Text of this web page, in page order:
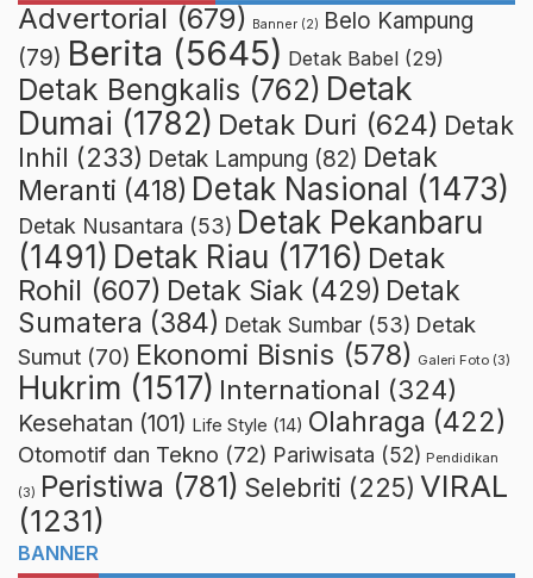
Advertorial (679) Banner (2) Belo Kampung
(79) Berita (5645) Detak Babel (29)
Detak Bengkalis (762) Detak
Dumai (1782) Detak Duri (624) Detak
Inhil (233) Detak Lampung (82) Detak
Meranti (418) Detak Nasional (1473)
Detak Nusantara (53) Detak Pekanbaru
(1491) Detak Riau (1716) Detak
Rohil (607) Detak Siak (429) Detak
Sumatera (384) Detak Sumbar (53) Detak
Sumut (70) Ekonomi Bisnis (578) Galeri Foto (3)
Hukrim (1517) International (324)
Kesehatan (101) Life Style (14) Olahraga (422)
Otomotif dan Tekno (72) Pariwisata (52) Pendidikan
(3) Peristiwa (781) Selebriti (225) VIRAL
(1231)
BANNER